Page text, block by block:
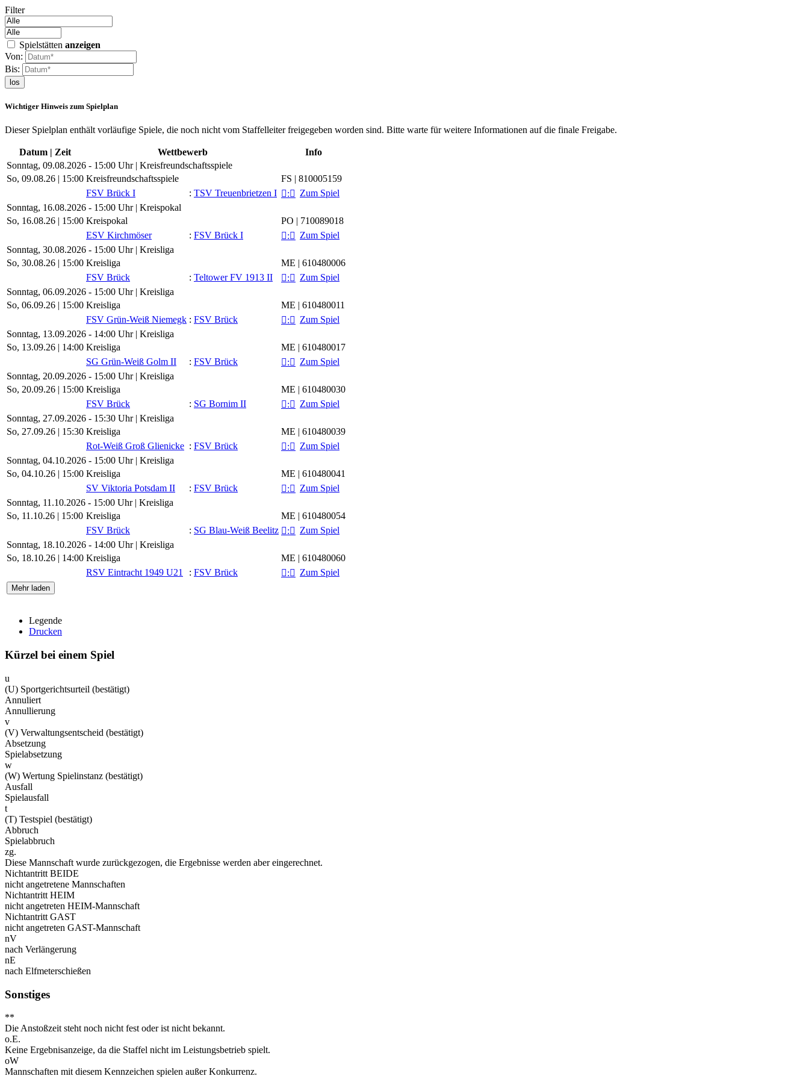
Filter
Spielstätten anzeigen
Von:
Bis:
los
Wichtiger Hinweis zum Spielplan
Dieser Spielplan enthält vorläufige Spiele, die noch nicht vom Staffelleiter freigegeben worden sind. Bitte warte für weitere Informationen auf die finale Freigabe.
Datum | Zeit Wettbewerb
Info
Sonntag, 09.08.2026 - 15:00 Uhr | Kreisfreundschaftsspiele
So, 09.08.26 | 15:00 Kreisfreundschaftsspiele
FS | 810005159
FSV Brück I
: TSV Treuenbrietzen I : Zum Spiel
Sonntag, 16.08.2026 - 15:00 Uhr | Kreispokal
So, 16.08.26 | 15:00 Kreispokal
PO | 710089018
ESV Kirchmöser
: FSV Brück I : Zum Spiel
Sonntag, 30.08.2026 - 15:00 Uhr | Kreisliga
So, 30.08.26 | 15:00 Kreisliga
ME | 610480006
FSV Brück
: Teltower FV 1913 II : Zum Spiel
Sonntag, 06.09.2026 - 15:00 Uhr | Kreisliga
So, 06.09.26 | 15:00 Kreisliga
ME | 610480011
FSV Grün-Weiß Niemegk : FSV Brück : Zum Spiel
Sonntag, 13.09.2026 - 14:00 Uhr | Kreisliga
So, 13.09.26 | 14:00 Kreisliga
ME | 610480017
SG Grün-Weiß Golm II
: FSV Brück : Zum Spiel
Sonntag, 20.09.2026 - 15:00 Uhr | Kreisliga
So, 20.09.26 | 15:00 Kreisliga
ME | 610480030
FSV Brück
: SG Bornim II : Zum Spiel
Sonntag, 27.09.2026 - 15:30 Uhr | Kreisliga
So, 27.09.26 | 15:30 Kreisliga
ME | 610480039
Rot-Weiß Groß Glienicke : FSV Brück : Zum Spiel
Sonntag, 04.10.2026 - 15:00 Uhr | Kreisliga
So, 04.10.26 | 15:00 Kreisliga
ME | 610480041
SV Viktoria Potsdam II
: FSV Brück : Zum Spiel
Sonntag, 11.10.2026 - 15:00 Uhr | Kreisliga
So, 11.10.26 | 15:00 Kreisliga
ME | 610480054
FSV Brück
: SG Blau-Weiß Beelitz : Zum Spiel
Sonntag, 18.10.2026 - 14:00 Uhr | Kreisliga
So, 18.10.26 | 14:00 Kreisliga
ME | 610480060
RSV Eintracht 1949 U21
: FSV Brück : Zum Spiel
Mehr laden
Legende
Drucken
Kürzel bei einem Spiel
u
(U) Sportgerichtsurteil (bestätigt)
Annuliert
Annullierung
v
(V) Verwaltungsentscheid (bestätigt)
Absetzung
Spielabsetzung
w
(W) Wertung Spielinstanz (bestätigt)
Ausfall
Spielausfall
t
(T) Testspiel (bestätigt)
Abbruch
Spielabbruch
zg.
Diese Mannschaft wurde zurückgezogen, die Ergebnisse werden aber eingerechnet.
Nichtantritt BEIDE
nicht angetretene Mannschaften
Nichtantritt HEIM
nicht angetreten HEIM-Mannschaft
Nichtantritt GAST
nicht angetreten GAST-Mannschaft
nV
nach Verlängerung
nE
nach Elfmeterschießen
Sonstiges
**
Die Anstoßzeit steht noch nicht fest oder ist nicht bekannt.
o.E.
Keine Ergebnisanzeige, da die Staffel nicht im Leistungsbetrieb spielt.
oW
Mannschaften mit diesem Kennzeichen spielen außer Konkurrenz.